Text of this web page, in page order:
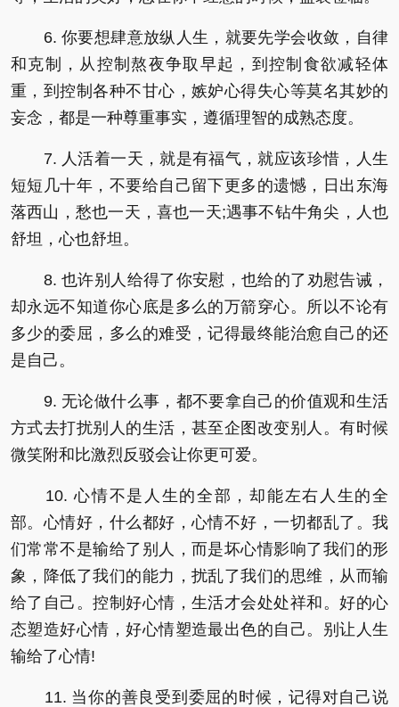
6. 你要想肆意放纵人生，就要先学会收敛，自律
和克制，从控制熬夜争取早起，到控制食欲减轻体
重，到控制各种不甘心，嫉妒心得失心等莫名其妙的
妄念，都是一种尊重事实，遵循理智的成熟态度。
7. 人活着一天，就是有福气，就应该珍惜，人生
短短几十年，不要给自己留下更多的遗憾，日出东海
落西山，愁也一天，喜也一天;遇事不钻牛角尖，人也
舒坦，心也舒坦。
8. 也许别人给得了你安慰，也给的了劝慰告诫，
却永远不知道你心底是多么的万箭穿心。所以不论有
多少的委屈，多么的难受，记得最终能治愈自己的还
是自己。
9. 无论做什么事，都不要拿自己的价值观和生活
方式去打扰别人的生活，甚至企图改变别人。有时候
微笑附和比激烈反驳会让你更可爱。
10. 心情不是人生的全部，却能左右人生的全
部。心情好，什么都好，心情不好，一切都乱了。我
们常常不是输给了别人，而是坏心情影响了我们的形
象，降低了我们的能力，扰乱了我们的思维，从而输
给了自己。控制好心情，生活才会处处祥和。好的心
态塑造好心情，好心情塑造最出色的自己。别让人生
输给了心情!
11. 当你的善良受到委屈的时候，记得对自己说